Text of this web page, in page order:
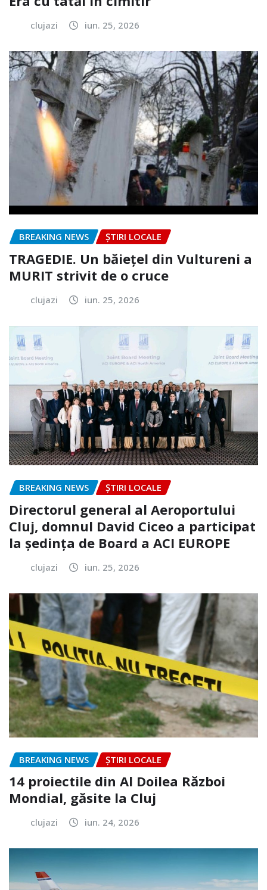
clujazi iun. 25, 2026
BREAKING NEWS ȘTIRI LOCALE
TRAGEDIE. Un băiețel din Vultureni a
MURIT strivit de o cruce
clujazi iun. 25, 2026
BREAKING NEWS ȘTIRI LOCALE
Directorul general al Aeroportului
Cluj, domnul David Ciceo a participat
la ședința de Board a ACI EUROPE
clujazi iun. 25, 2026
BREAKING NEWS ȘTIRI LOCALE
14 proiectile din Al Doilea Război
Mondial, găsite la Cluj
clujazi iun. 24, 2026